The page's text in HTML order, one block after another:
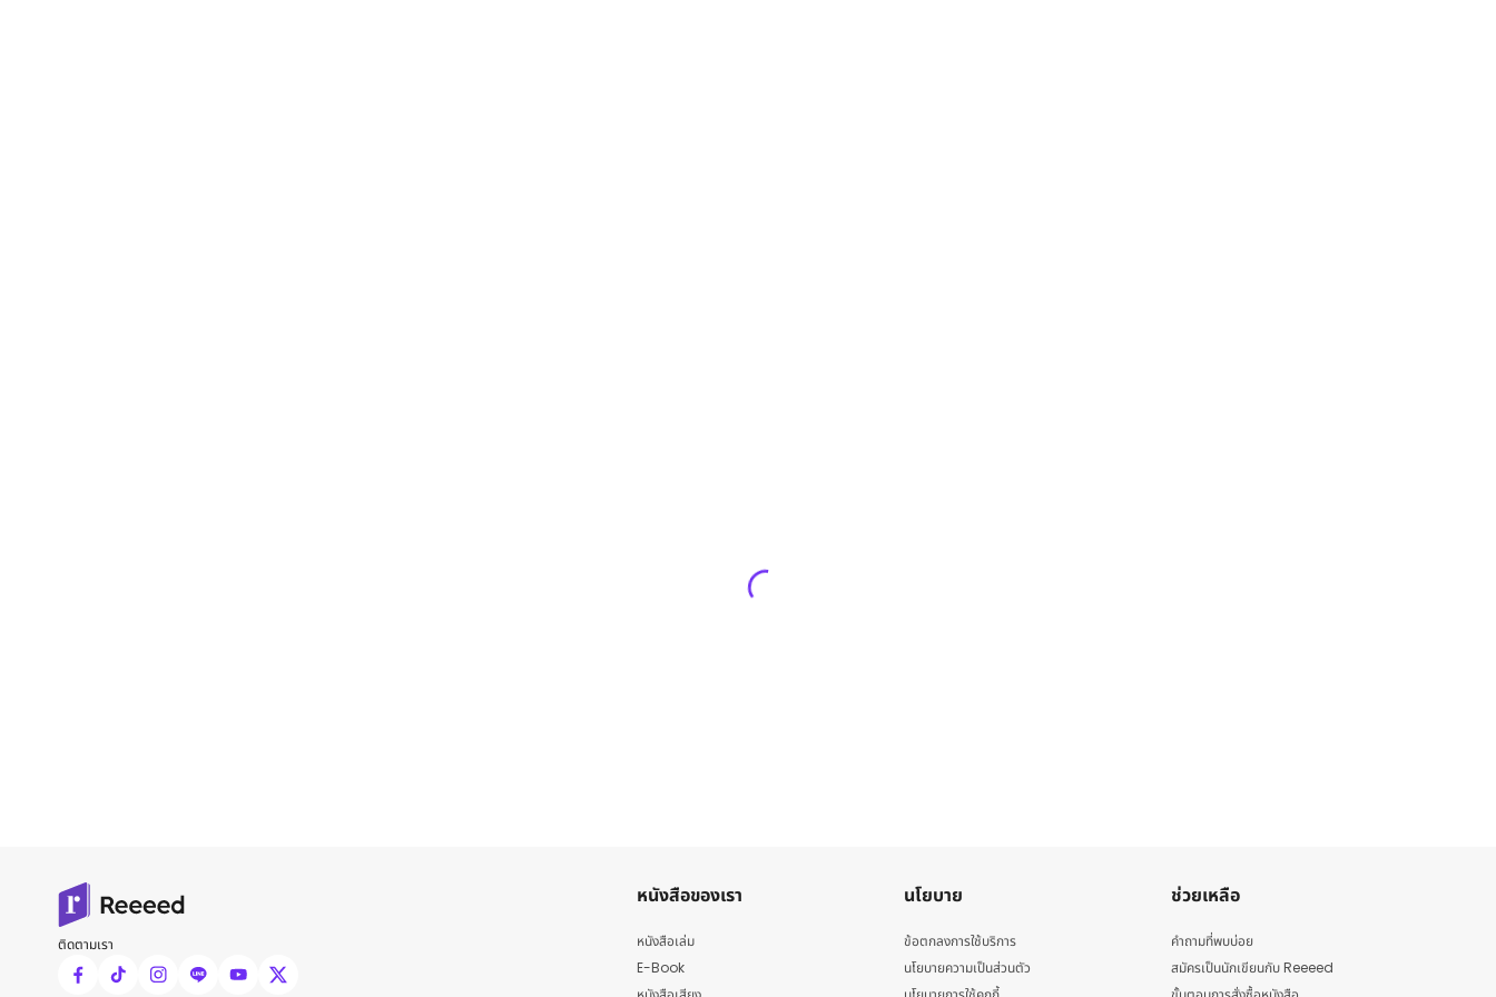
ติดตามเรา
หนังสือของเรา
หนังสือเล่ม
E-Book
นโยบาย
ข้อตกลงการใช้บริการ
นโยบายความเป็นส่วนตัว
ช่วยเหลือ
คำถามที่พบบ่อย
สมัครเป็นนักเขียนกับ Reeeed